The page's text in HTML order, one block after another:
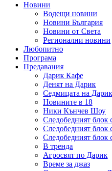
Новини
Водещи новини
Новини България
Новини от Света
Регионални новини
Любопитно
Програма
Предавания
Дарик Кафе
Денят на Дарик
Седмицата на Дарик
Новините в 18
Ники Кънчев Шоу
Следобедният
Следобедният блок
Следобедният блок
В тренда
Агросвят по Дарик
Време за джаз